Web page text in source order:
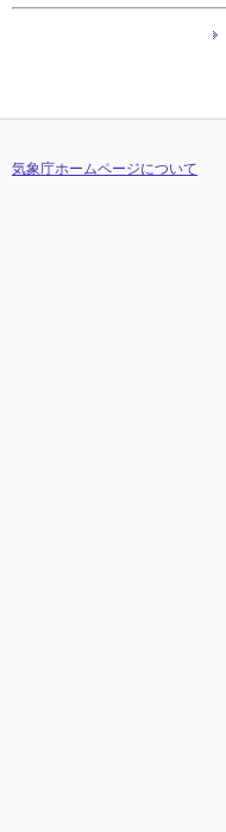
気象庁ホームページについて